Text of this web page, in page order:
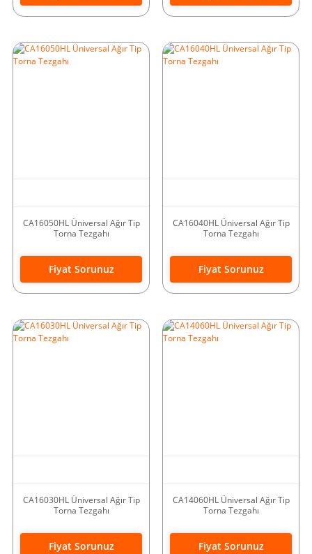
CA16050HL Üniversal Ağır Tip
Torna Tezgahı
Fiyat Sorunuz
CA16040HL Üniversal Ağır Tip
Torna Tezgahı
Fiyat Sorunuz
CA16030HL Üniversal Ağır Tip
Torna Tezgahı
Fiyat Sorunuz
CA14060HL Üniversal Ağır Tip
Torna Tezgahı
Fiyat Sorunuz